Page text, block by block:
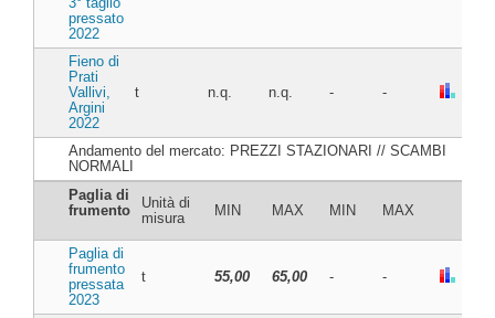
pressato
2022
Fieno di
Prati
Vallivi,
Argini
2022
t n.q. n.q. - -
Andamento del mercato: PREZZI STAZIONARI // SCAMBI
NORMALI
Paglia di
frumento
Unità di
misura
MIN MAX MIN MAX
Paglia di
frumento
pressata
2023
t 55,00 65,00 - -